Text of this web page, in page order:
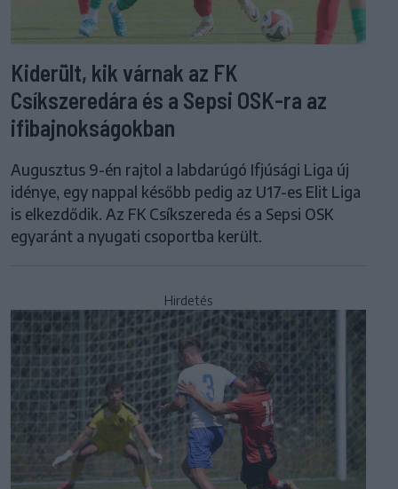
Kiderült, kik várnak az FK
Csíkszeredára és a Sepsi OSK-ra az
ifibajnokságokban
Augusztus 9-én rajtol a labdarúgó Ifjúsági Liga új
idénye, egy nappal később pedig az U17-es Elit Liga
is elkezdődik. Az FK Csíkszereda és a Sepsi OSK
egyaránt a nyugati csoportba került.
Hirdetés